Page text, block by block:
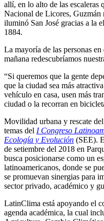
allí, en lo alto de las escaleras
Nacional de Licores, Guzmán
iluminó San José gracias a la
1884.
La mayoría de las personas
mañana redescubríamos
“Si queremos que la gente
que la ciudad sea más
vehículo en casa, usen más
ciudad o la recorran en
Movilidad urbana y rescate
temas del I Congreso
Ecología y Evolución (SEE).
de setiembre del 2018 en
busca posicionarse como un
latinoamericanos, donde se
se promuevan sinergias para
sector privado, académico y
LatinClima está apoyando el
agenda académica, la cual